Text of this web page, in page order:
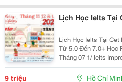
Lịch Học Ielts Tại
Lịch Học Ielts Tại Cet
Từ 5.0 Đến 7.0+ Học Phí Shock Nhất Tại Quận Gò Vấp
Tháng 07 1/ Ielts Improver Tối 2 4 6 Khai Giảng:
13/07/2026 Khung Giờ: 18:00 Đến 21:00 Học Phí Ưu Đãi
5% Khi Đăng Ký
9 triệu Hồ Chí